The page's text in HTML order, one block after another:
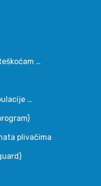
…
…
plivačima